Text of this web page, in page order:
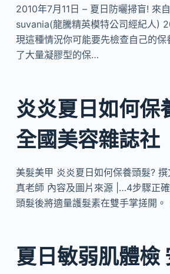
2010年7月11日 – 夏日防曬掃盲! 來
suvania(龍騰精英模特公司經紀人)
現這種情況你可能要先檢查自己的保
了大量凝膠型的保…
炎炎夏日如何保
全國美容雜誌社
美髮美甲 炎炎夏日如何保養頭髮?
真老師 內容及圖片來源 |…4步驟正
頭髮後將適量護髮素在雙手掌搓開
夏日敏弱肌體檢